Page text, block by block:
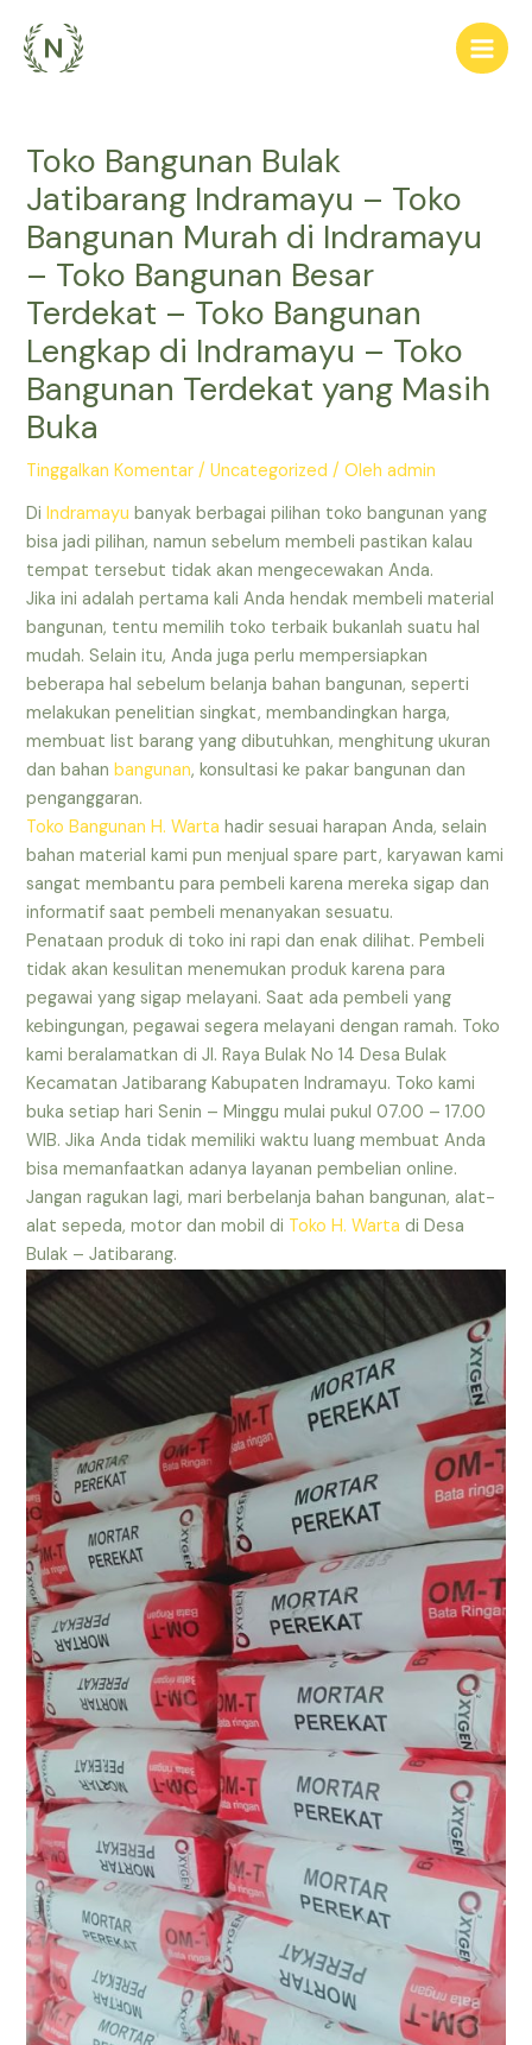
konten
Main
Toko Bangunan Bulak
Jatibarang Indramayu – Toko
Bangunan Murah di Indramayu
– Toko Bangunan Besar
Terdekat – Toko Bangunan
Lengkap di Indramayu – Toko
Bangunan Terdekat yang Masih
Buka
Tinggalkan Komentar /Uncategorized / Olehadmin
DiIndramayu banyak berbagai pilihan toko bangunan yang
bisa jadi pilihan, namun sebelum membeli pastikan kalau
tempat tersebut tidak akan mengecewakan Anda.
Jika ini adalah pertama kali Anda hendak membeli material
bangunan, tentu memilih toko terbaik bukanlah suatu hal
mudah. Selain itu, Anda juga perlu mempersiapkan
beberapa hal sebelum belanja bahan bangunan, seperti
melakukan penelitian singkat, membandingkan harga,
membuat list barang yang dibutuhkan, menghitung ukuran
dan bahanbangunan, konsultasi ke pakar bangunan dan
penganggaran.
Toko Bangunan H. Warta hadir sesuai harapan Anda, selain
bahan material kami pun menjual spare part, karyawan kami
sangat membantu para pembeli karena mereka sigap dan
informatif saat pembeli menanyakan sesuatu.
Penataan produk di toko ini rapi dan enak dilihat. Pembeli
tidak akan kesulitan menemukan produk karena para
pegawai yang sigap melayani. Saat ada pembeli yang
kebingungan, pegawai segera melayani dengan ramah. Toko
kami beralamatkan di Jl. Raya Bulak No 14 Desa Bulak
Kecamatan Jatibarang Kabupaten Indramayu. Toko kami
buka setiap hari Senin – Minggu mulai pukul 07.00 – 17.00
WIB. Jika Anda tidak memiliki waktu luang membuat Anda
bisa memanfaatkan adanya layanan pembelian online.
Jangan ragukan lagi, mari berbelanja bahan bangunan, alat-
alat sepeda, motor dan mobil di Toko H. Warta di Desa
Bulak – Jatibarang.